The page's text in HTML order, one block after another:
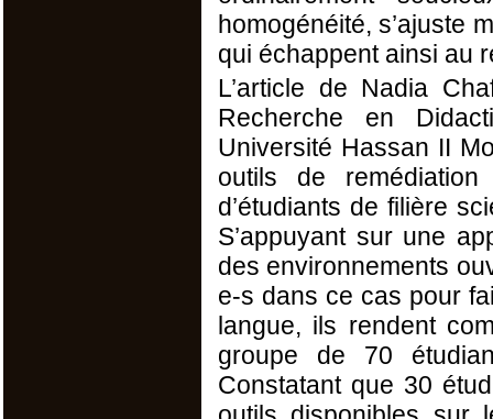
homogénéité, s’ajuste
qui échappent ainsi au
L’article de Nadia
Recherche en
Université Hassan II
outils de remédiation
d’étudiants de filière
S’appuyant sur une
des environnements
e-s dans ce cas pour
langue, ils rendent
groupe de 70
Constatant que 30